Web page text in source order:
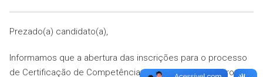
Prezado(a) candidato(a),
Informamos que a abertura das inscrições para o processo
de Certificação de Competências, referente ao primeiro